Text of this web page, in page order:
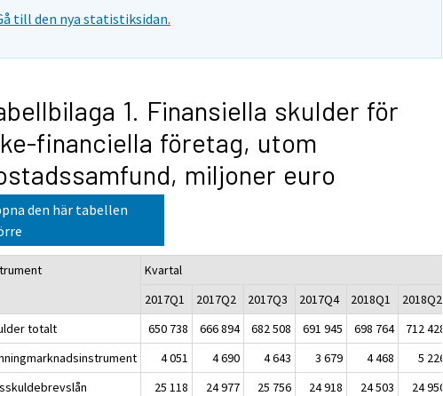
till den nya statistiksidan.
1. Finansiella skulder för
financiella företag, utom
miljoner euro
den här tabellen
Kvartal
2017Q1
2017Q2 2017Q3 2017Q4 2018Q1 2018Q2
totalt
650 738 666 894 682 508 691 945 698 764 712 428
4 051 4 690 4 643 3 679 4 468 5 226
25 118 24 977 25 756 24 918 24 503 24 950